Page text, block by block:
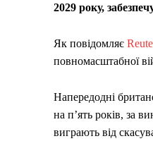
2029 року,
Як повідомляє
повномасштабної
Напередодні
на п’ять років, за
виграють від